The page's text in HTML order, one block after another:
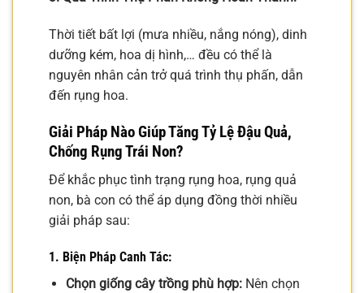
Thời tiết bất lợi (mưa nhiều, nắng nóng), dinh
dưỡng kém, hoa dị hình,… đều có thể là
nguyên nhân cản trở quá trình thụ phấn, dẫn
đến rụng hoa.
Giải Pháp Nào Giúp Tăng Tỷ Lệ Đậu Quả,
Chống Rụng Trái Non?
Để khắc phục tình trạng rụng hoa, rụng quả
non, bà con có thể áp dụng đồng thời nhiều
giải pháp sau:
1. Biện Pháp Canh Tác:
Chọn giống cây trồng phù hợp:Nên chọn